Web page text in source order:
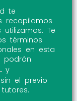
te
recopilamos
Te
términos
en esta
podrán
y
el previo